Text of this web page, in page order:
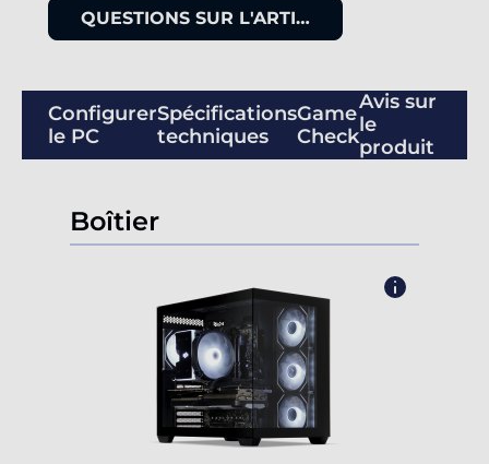
QUESTIONS SUR L'ARTICLE
Configurer
le PC
Spécifications
techniques
Game
Check
Avis sur
le
produit
Boîtier